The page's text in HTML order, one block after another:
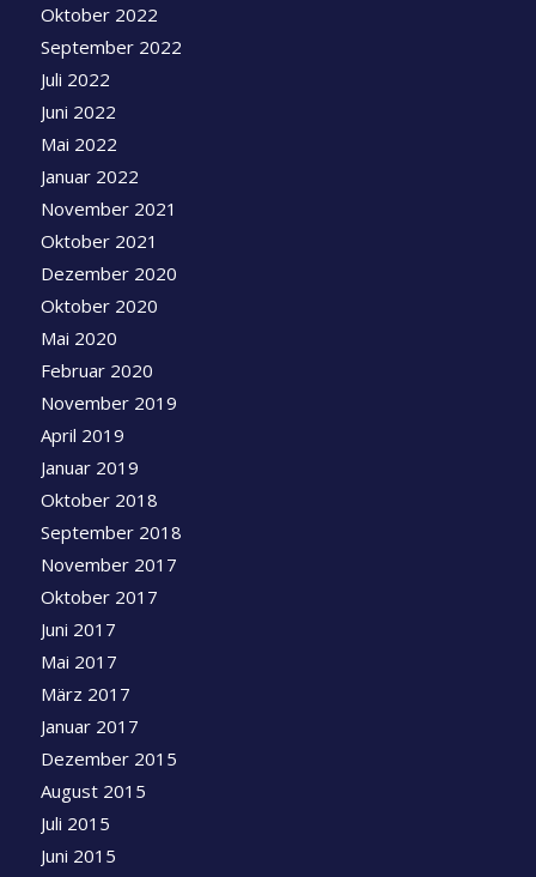
Oktober 2022
September 2022
Juli 2022
Juni 2022
Mai 2022
Januar 2022
November 2021
Oktober 2021
Dezember 2020
Oktober 2020
Mai 2020
Februar 2020
November 2019
April 2019
Januar 2019
Oktober 2018
September 2018
November 2017
Oktober 2017
Juni 2017
Mai 2017
März 2017
Januar 2017
Dezember 2015
August 2015
Juli 2015
Juni 2015